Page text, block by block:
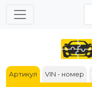
Артикул VIN - номер